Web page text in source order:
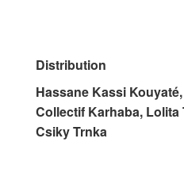
Distribution
Hassane Kassi
Collectif Karhaba, Lolita
Csiky Trnka